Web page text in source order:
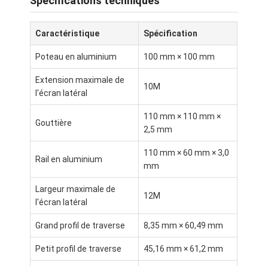
À propos de nous
Visite de l'usine
Contrôle de la qualité
Nouvelles
Pergola à abats-sons en aluminium
Pergola en aluminium motorisée
Pergola en tissu rétractable
Tente escamotable
Caractéristique Spécification
Poteau en aluminium 100 mm × 100 mm
Extension maximale de
l'écran latéral
10M
Gouttière
110 mm × 110 mm ×
2,5 mm
Rail en aluminium
110 mm × 60 mm × 3,0
mm
Largeur maximale de
l'écran latéral
12M
Grand profil de traverse 8,35 mm × 60,49 mm
Petit profil de traverse 45,16 mm × 61,2 mm